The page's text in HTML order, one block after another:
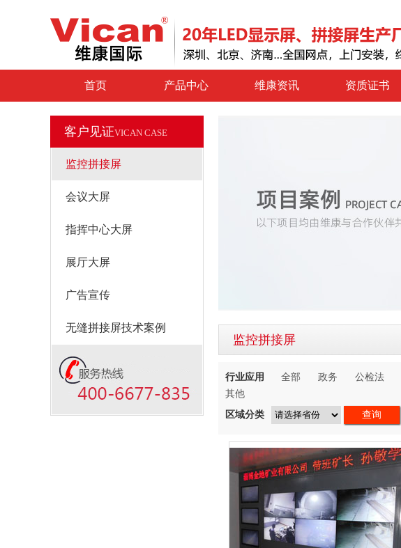
首页 产品中心 维康资讯 资质证书
客户见证VICAN CASE
监控拼接屏
会议大屏
指挥中心大屏
展厅大屏
广告宣传
无缝拼接屏技术案例
监控拼接屏
行业应用 全部 政务 公检法
其他
区域分类